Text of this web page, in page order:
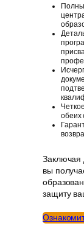
обеих
Заключая
вы
защиту